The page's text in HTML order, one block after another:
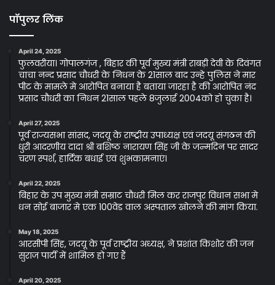
पॉपुलर लिंक
April 24, 2025
फुलवरीया। गोपालगंज , बिहार की पूर्व मुख्य मंत्री राबड़ी देवी के दिवंगत
चाचा नन्द प्रसाद चौधरी के निधन के 21साल बाद उन्हे पुलिस ने मार
पीट के मामले मे आरोपित बनाया है बताया जारहा है की आरोपित नंद
प्रसाद चौधरी का निधन 21साल पहले 8जुलाई 2004को हो चुका है।
April 27, 2025
पूर्व राज्यसभा सांसद, जदयू के राष्ट्रीय उपाध्यक्ष एवं जदयू संगठन की
धुरी आदरणीय दादा श्री बशिष्ठ नारायण सिंह जी के जन्मदिन पर सादर
चरण स्पर्श, हार्दिक बधाई एवं शुभकामनाएं।
April 22, 2025
बिहार के उप मुख्य मंत्री सम्राट चौधरी मिल कर राजपुर विधान सभा मे
धन सोई बाजार मे एक 100वेड वाल अस्पताल खोलने की मांग किया.
May 18, 2025
आरसीपी सिंह, जदयू के पूर्व राष्ट्रीय अध्यक्ष, ने प्रशांत किशोर की जन
सुराज पार्टी में शामिल हो गए हैं
April 20, 2025